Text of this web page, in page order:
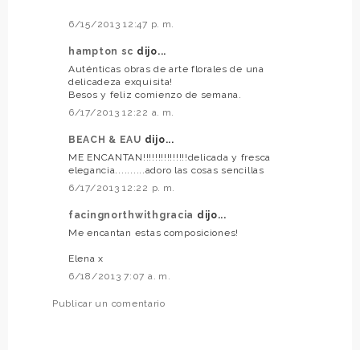
6/15/2013 12:47 p. m.
hampton sc dijo...
Auténticas obras de arte florales de una
delicadeza exquisita!
Besos y feliz comienzo de semana.
6/17/2013 12:22 a. m.
BEACH & EAU dijo...
ME ENCANTAN!!!!!!!!!!!!!!!delicada y fresca
elegancia..........adoro las cosas sencillas
6/17/2013 12:22 p. m.
facingnorthwithgracia dijo...
Me encantan estas composiciones!
Elena x
6/18/2013 7:07 a. m.
Publicar un comentario